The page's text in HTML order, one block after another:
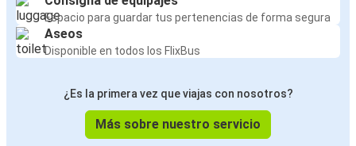
Espacio para guardar tus pertenencias de forma segura
Aseos
Disponible en todos los FlixBus
¿Es la primera vez que viajas con nosotros?
Más sobre nuestro servicio